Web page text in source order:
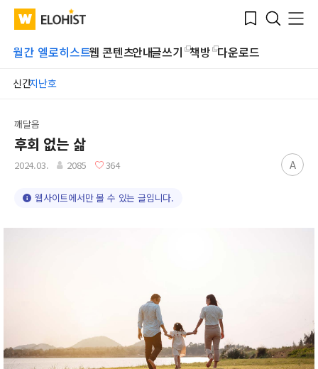
WATV Elohist-
Home
Bookmark
Search
Menu
월간 엘로히스트웹 콘텐츠안내글쓰기 책방 다운로드
신간지난호
Submit
깨달음
후회 없는 삶
2024.03. 2085 364 A
웹사이트에서만 볼 수 있는 글입니다.